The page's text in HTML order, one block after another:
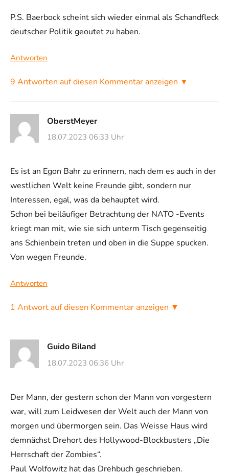
P.S. Baerbock scheint sich wieder einmal als Schandfleck
deutscher Politik geoutet zu haben.
Antworten
9 Antworten auf diesen Kommentar anzeigen ▼
OberstMeyer
18.07.2023 06:33 Uhr
Es ist an Egon Bahr zu erinnern, nach dem es auch in der
westlichen Welt keine Freunde gibt, sondern nur
Interessen, egal, was da behauptet wird.
Schon bei beiläufiger Betrachtung der NATO -Events
kriegt man mit, wie sie sich unterm Tisch gegenseitig
ans Schienbein treten und oben in die Suppe spucken.
Von wegen Freunde.
Antworten
1 Antwort auf diesen Kommentar anzeigen ▼
Guido Biland
18.07.2023 06:36 Uhr
Der Mann, der gestern schon der Mann von vorgestern
war, will zum Leidwesen der Welt auch der Mann von
morgen und übermorgen sein. Das Weisse Haus wird
demnächst Drehort des Hollywood-Blockbusters „Die
Herrschaft der Zombies“.
Paul Wolfowitz hat das Drehbuch geschrieben.